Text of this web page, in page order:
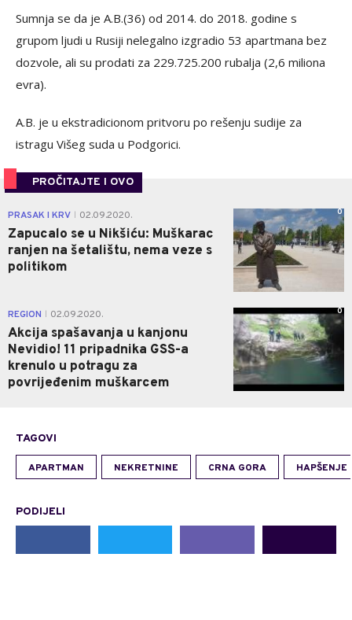
Sumnja se da je A.B.(36) od 2014. do 2018. godine s
grupom ljudi u Rusiji nelegalno izgradio 53 apartmana bez
dozvole, ali su prodati za 229.725.200 rubalja (2,6 miliona
evra).
A.B. je u ekstradicionom pritvoru po rešenju sudije za
istragu Višeg suda u Podgorici.
PROČITAJTE I OVO
PRASAK I KRV 02.09.2020.
Zapucalo se u Nikšiću: Muškarac
ranjen na šetalištu, nema veze s
politikom
0
REGION 02.09.2020.
Akcija spašavanja u kanjonu
Nevidio! 11 pripadnika GSS-a
krenulo u potragu za
povrijeđenim muškarcem
0
TAGOVI
APARTMAN NEKRETNINE CRNA GORA HAPŠENJE
PODIJELI